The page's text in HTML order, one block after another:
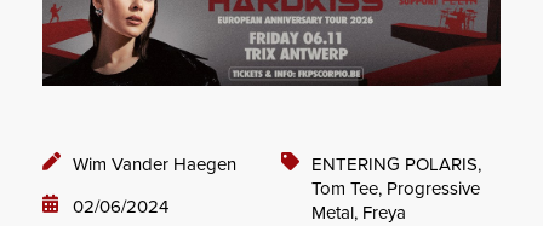
Wim Vander Haegen
02/06/2024
ENTERING POLARIS,
Tom Tee, Progressive
Metal, Freya